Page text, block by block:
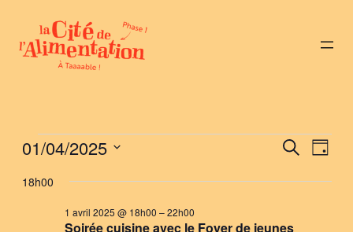
Évènements
for
et
Recherche
Jour
01/04/2025
une
18h00
Soirée cuisine avec le Foyer de jeunes
1 avril 2025 @ 18h00 –22h00